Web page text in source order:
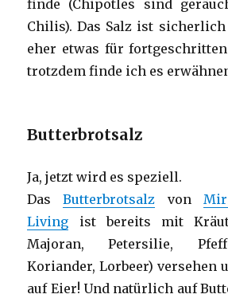
finde (Chipotles sind
Chilis). Das Salz ist
eher etwas für
trotzdem finde ich es
Butterbrotsalz
Ja, jetzt wird es speziell.
DasButterbrotsalz von
Living ist bereits mit
Majoran,Petersilie,
Koriander, Lorbeer) versehen
auf Eier! Und natürlich auf